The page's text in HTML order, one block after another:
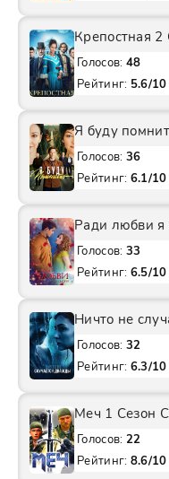
Крепостная
Голосов: 48
Рейтинг: 5.6/10
Я буду
Голосов: 36
Рейтинг: 6.1/10
Ради любви я
Голосов: 33
Рейтинг: 6.5/10
Ничто не
Голосов: 32
Рейтинг: 6.3/10
Меч 1 Сезон
Голосов: 22
Рейтинг: 8.6/10